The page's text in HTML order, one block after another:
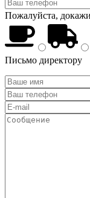
Пожалуйста,
Письмо директору